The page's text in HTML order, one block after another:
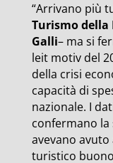
“Arrivano più
Turismo della
Galli– ma si
leit motiv del
della crisi
capacità di
nazionale. I
confermano
avevano
turistico